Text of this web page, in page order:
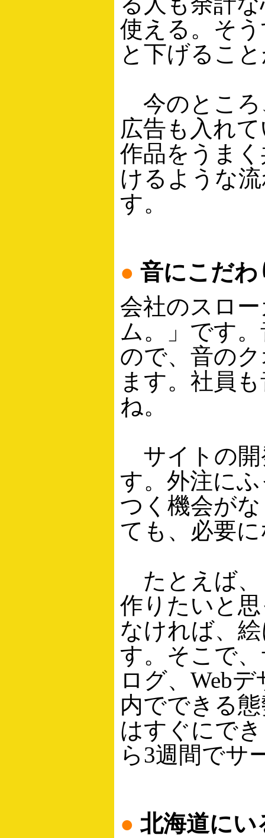
使える。そ
と下げるこ
今のところ
広告も入れ
作品をうま
けるような
す。
● 音にこだわ
会社のスロ
ム。」です
ので、音の
ます。社員
ね。
サイトの開
す。外注に
つく機会が
ても、必要
たとえば、
作りたいと
なければ、
す。そこで
ログ、Web
内でできる
はすぐにで
ら3週間でサ
● 北海道に